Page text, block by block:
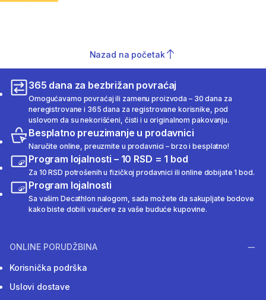
Nazad na početak
365 dana za bezbrižan povraćaj
Omogućavamo povraćaj ili zamenu proizvoda – 30 dana za
neregistrovane i 365 dana za registrovane korisnike, pod
uslovom da su nekorišćeni, čisti i u originalnom pakovanju.
Besplatno preuzimanje u prodavnici
Naručite online, preuzmite u prodavnici – brzo i besplatno!
Program lojalnosti – 10 RSD = 1 bod
Za 10 RSD potrošenih u fizičkoj prodavnici ili online dobijate 1 bod.
Program lojalnosti
Sa vašim Decathlon nalogom, sada možete da sakupljate bodove
kako biste dobili vaučere za vaše buduće kupovine.
ONLINE PORUDŽBINA
Korisnička podrška
Uslovi dostave